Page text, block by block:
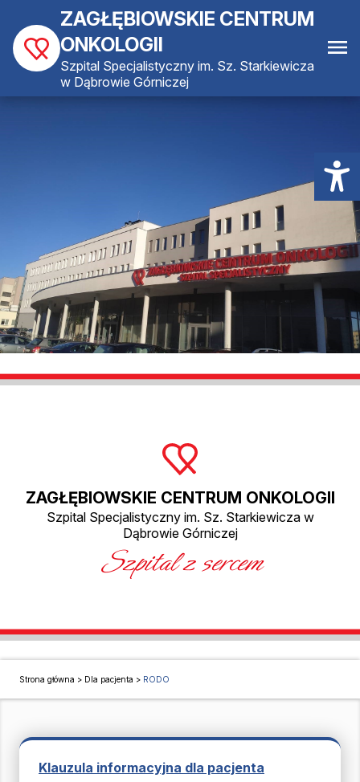
ZAGŁĘBIOWSKIE CENTRUM
ONKOLOGII
Szpital Specjalistyczny im. Sz. Starkiewicza
w Dąbrowie Górniczej
ZAGŁĘBIOWSKIE CENTRUM ONKOLOGII
Szpital Specjalistyczny im. Sz. Starkiewicza w
Dąbrowie Górniczej
Szpital z sercem
Strona główna > Dla pacjenta > RODO
Klauzula informacyjna dla pacjenta